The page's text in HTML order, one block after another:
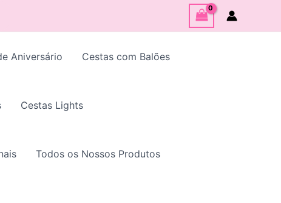
Aniversário Cestas com Balões
Cestas Lights
Todos os Nossos Produtos